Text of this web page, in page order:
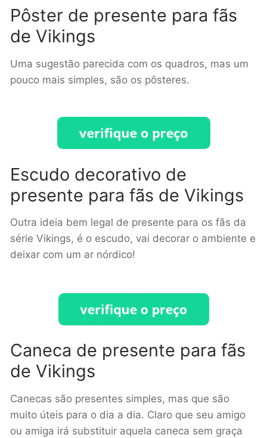
Pôster de presente para fãs
de Vikings
Uma sugestão parecida com os quadros, mas um
pouco mais simples, são os pôsteres.
Escudo decorativo de
presente para fãs de Vikings
Outra ideia bem legal de presente para os fãs da
série Vikings, é o escudo, vai decorar o ambiente e
deixar com um ar nórdico!
Caneca de presente para fãs
de Vikings
Canecas são presentes simples, mas que são
muito úteis para o dia a dia. Claro que seu amigo
ou amiga irá substituir aquela caneca sem graça